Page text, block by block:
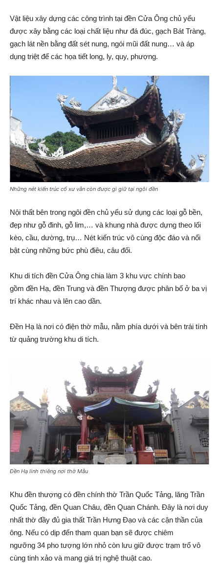
Vật liệu xây dựng các công trình tại đền Cửa Ông chủ yếu
được xây bằng các loại chất liệu như đá đúc, gạch Bát Tràng,
gạch lát nền bằng đất sét nung, ngói mũi đất nung… và áp
dụng triệt để các họa tiết long, ly, quy, phượng.
Những nét kiến trúc cổ xư vẫn còn được gì giữ tại ngôi đền
Nội thất bên trong ngôi đền chủ yếu sử dụng các loại gỗ bền,
đẹp như gỗ đinh, gỗ lim,… và khung nhà được dựng theo lối
kèo, cầu, dường, trụ… Nét kiến trúc vô cùng độc đáo và nổi
bật cùng những bức phù điêu, câu đối.
Khu di tích đền Cửa Ông chia làm 3 khu vực chính bao
gồm đền Hạ, đền Trung và đền Thượng được phân bố ở ba vị
trí khác nhau và lên cao dần.
Đền Hạ là nơi có điện thờ mẫu, nằm phía dưới và bên trái tính
từ quảng trường khu di tích.
Đền Hạ linh thiêng nơi thờ Mẫu
Khu đền thượng có đền chính thờ Trần Quốc Tảng, lăng Trần
Quốc Tảng, đền Quan Châu, đền Quan Chánh. Đây là nơi duy
nhất thờ đầy đủ gia thất Trần Hưng Đạo và các cận thần của
ông. Nếu có dịp đến tham quan bạn sẽ được chiêm
ngưỡng 34 pho tượng lớn nhỏ còn lưu giữ được trạm trổ vô
cùng tinh xảo và mang giá trị nghệ thuật cao.